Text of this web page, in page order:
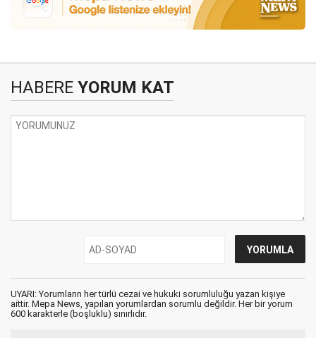
HABERE YORUM KAT
UYARI: Yorumların her türlü cezai ve hukuki sorumluluğu yazan kişiye
aittir. Mepa News, yapılan yorumlardan sorumlu değildir. Her bir yorum
600 karakterle (boşluklu) sınırlıdır.